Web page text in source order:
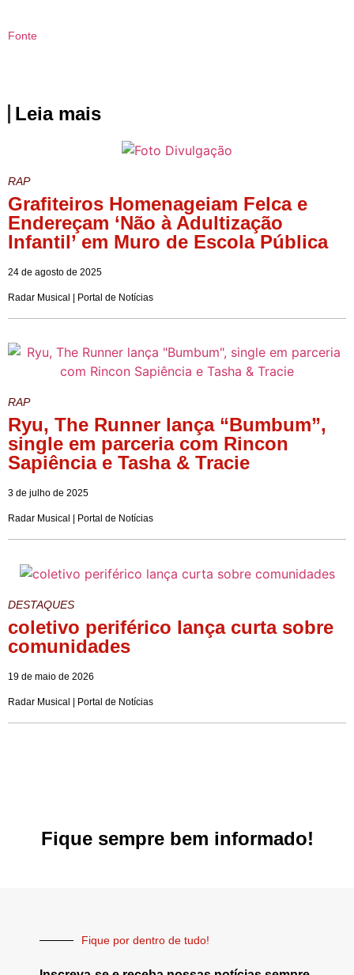
Fonte
Leia mais
RAP
Grafiteiros Homenageiam Felca e
Endereçam ‘Não à Adultização
Infantil’ em Muro de Escola Pública
24 de agosto de 2025
Radar Musical | Portal de Notícias
RAP
Ryu, The Runner lança “Bumbum”,
single em parceria com Rincon
Sapiência e Tasha & Tracie
3 de julho de 2025
Radar Musical | Portal de Notícias
DESTAQUES
coletivo periférico lança curta sobre
comunidades
19 de maio de 2026
Radar Musical | Portal de Notícias
Fique sempre bem informado!
Fique por dentro de tudo!